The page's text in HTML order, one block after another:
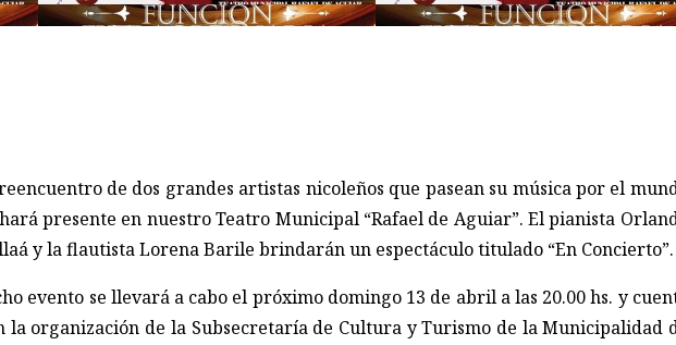
de dos grandes artistas nicoleños que pasean su música por el
presente en nuestro Teatro Municipal “Rafael de Aguiar”. El pianista
y la flautista Lorena Barile brindarán un espectáculo titulado “En Concierto”.
evento se llevará a cabo el próximo domingo 13 de abril a las 20.00 hs. y
la organización de la Subsecretaría de Cultura y Turismo de la Municipalidad